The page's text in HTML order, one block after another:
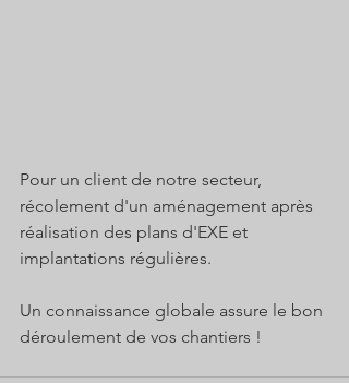
Pour un client de notre secteur,
récolement d'un aménagement après
réalisation des plans d'EXE et
implantations régulières.
Un connaissance globale assure le bon
déroulement de vos chantiers !